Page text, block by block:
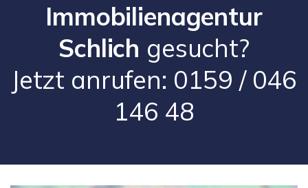
Immobilienagentur
Schlich gesucht?
Jetzt anrufen: 0159 / 046
146 48